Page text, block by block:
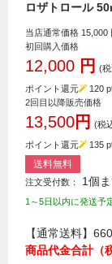
ロザトロール
当店通常価格 15,000
初回購入価格
12,000 円 (
ポイント還元 120
2回目以降販売価格
13,500円 (税
ポイント還元 135
送料無料
注文受付数： 1個
1～5日以内に発送予
【通常送料】
商品代金合計（